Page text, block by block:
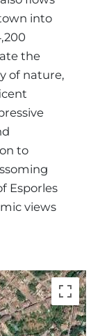
into
the
of nature,
to
Esporles
views